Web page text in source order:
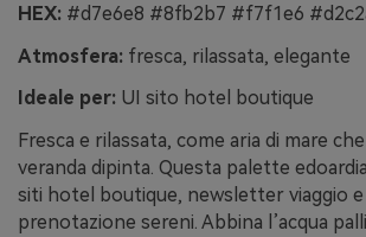
HEX: #d7e6e8 #8fb2b7 #f7f1e6
Atmosfera: fresca, rilassata, elegante
Ideale per: UI sito hotel boutique
Fresca e rilassata, come aria di mare
veranda dipinta. Questa palette
siti hotel boutique, newsletter viaggio e
prenotazione sereni. Abbina l’acqua